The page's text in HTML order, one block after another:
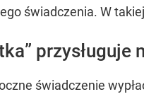
świadczenia. W
świadczenie